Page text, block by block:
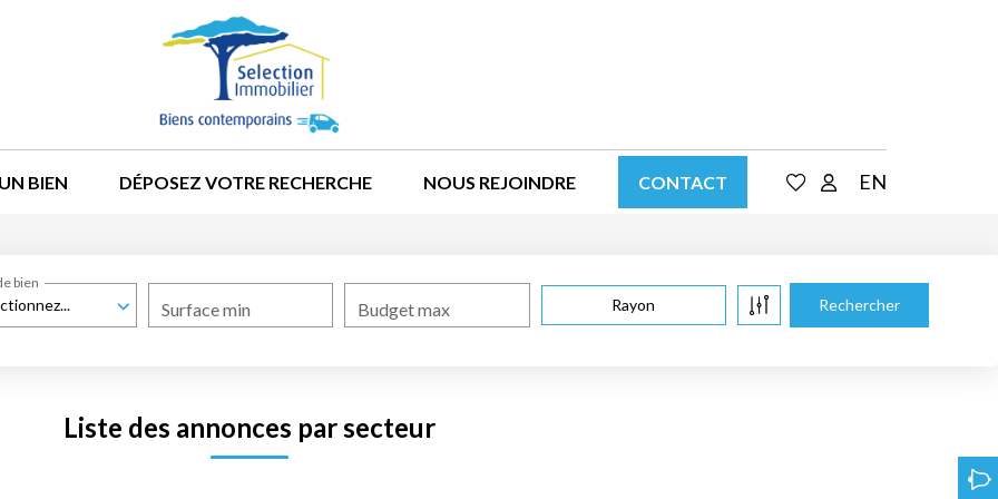
BIEN DÉPOSEZ VOTRE RECHERCHE NOUS REJOINDRE CONTACT EN
bien
Surface min Budget max Rayon
Liste des annonces par secteur